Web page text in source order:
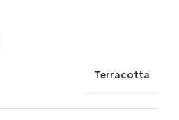
Terracotta